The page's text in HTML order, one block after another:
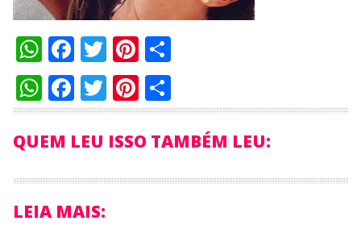
WhatsApp
Facebook
Twitter
Pinterest
Compartilhar
WhatsApp
Facebook
Twitter
Pinterest
Compartilhar
QUEM LEU ISSO TAMBÉM LEU:
LEIA MAIS: